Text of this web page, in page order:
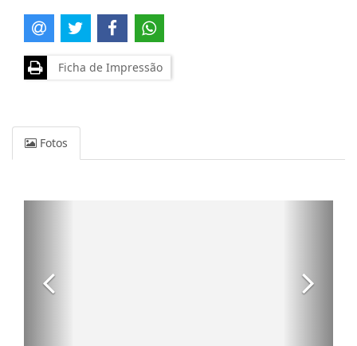
Ficha de Impressão
Fotos